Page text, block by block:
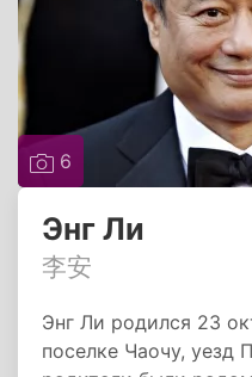
6
Энг Ли
李安
Энг Ли родился 23
поселке Чаочу, уезд